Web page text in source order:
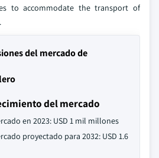
to accommodate the transport of
del mercado de
del mercado
en 2023: USD 1 mil millones
proyectado para 2032: USD 1.6